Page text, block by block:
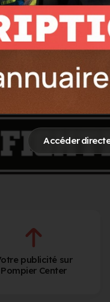
Accéder
publicité sur
Pompier Center